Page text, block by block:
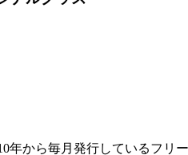
年から毎月発行しているフリー